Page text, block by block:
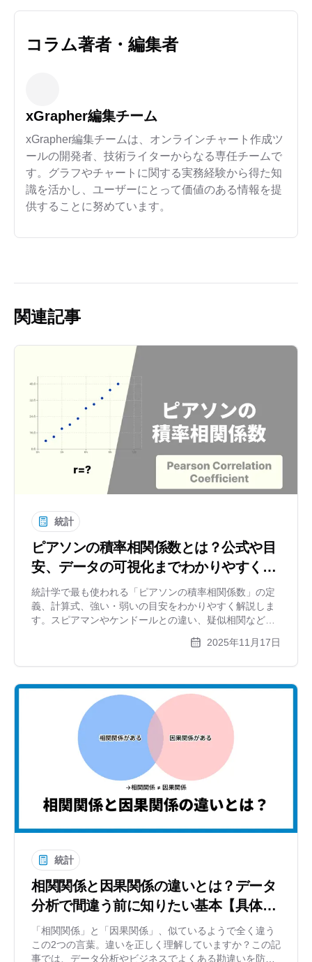
コラム著者・編集者
xGrapher編集チーム
xGrapher編集チームは、オンラインチャート作成ツ
ールの開発者、技術ライターからなる専任チームで
す。グラフやチャートに関する実務経験から得た知
識を活かし、ユーザーにとって価値のある情報を提
供することに努めています。
関連記事
統計
ピアソンの積率相関係数とは？公式や目
安、データの可視化までわかりやすく解
説
統計学で最も使われる「ピアソンの積率相関係数」の定
義、計算式、強い・弱いの目安をわかりやすく解説しま
す。スピアマンやケンドールとの違い、疑似相関などの
注意点、そしてxGrapherを使った散布図の作成方法まで
2025年11月17日
統計
相関関係と因果関係の違いとは？データ
分析で間違う前に知りたい基本【具体例
で解説】
「相関関係」と「因果関係」、似ているようで全く違う
この2つの言葉。違いを正しく理解していますか？この記
事では、データ分析やビジネスでよくある勘違いを防ぐ